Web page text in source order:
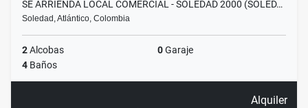
SE ARRIENDA LOCAL COMERCIAL - SOLEDAD 2000 (SOLED…
Soledad, Atlántico, Colombia
2Alcobas 0Garaje
4 Baños
Alquiler